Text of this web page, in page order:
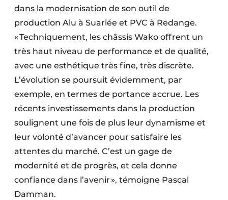
dans la modernisation de son outil de
production Alu à Suarlée et PVC à Redange.
« Techniquement, les châssis Wako offrent un
très haut niveau de performance et de qualité,
avec une esthétique très fine, très discrète.
L’évolution se poursuit évidemment, par
exemple, en termes de portance accrue. Les
récents investissements dans la production
soulignent une fois de plus leur dynamisme et
leur volonté d’avancer pour satisfaire les
attentes du marché. C’est un gage de
modernité et de progrès, et cela donne
confiance dans l’avenir », témoigne Pascal
Damman.